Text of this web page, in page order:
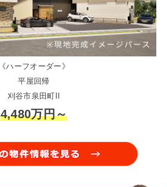
《ハーフオーダー》
平屋回帰
刈谷市泉田町II
4,480万円～